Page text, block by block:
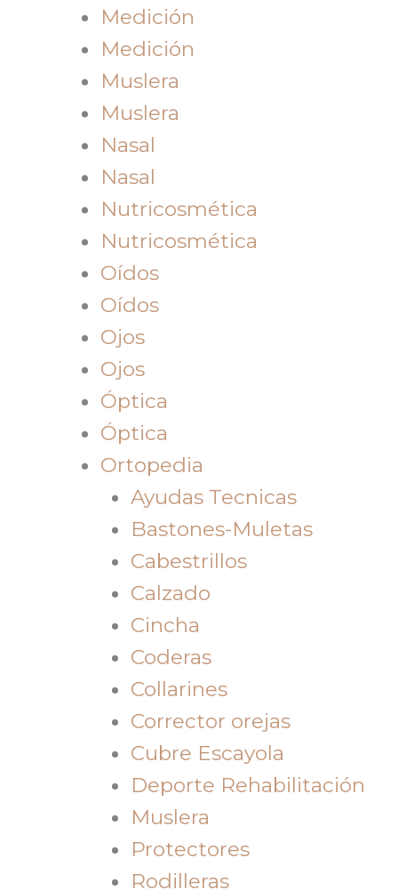
Medición
Medición
Muslera
Muslera
Nasal
Nasal
Nutricosmética
Nutricosmética
Oídos
Oídos
Ojos
Ojos
Óptica
Óptica
Ortopedia
Ayudas Tecnicas
Bastones-Muletas
Cabestrillos
Calzado
Cincha
Coderas
Collarines
Corrector orejas
Cubre Escayola
Deporte Rehabilitación
Muslera
Protectores
Rodilleras